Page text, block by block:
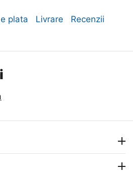
plata Livrare Recenzii